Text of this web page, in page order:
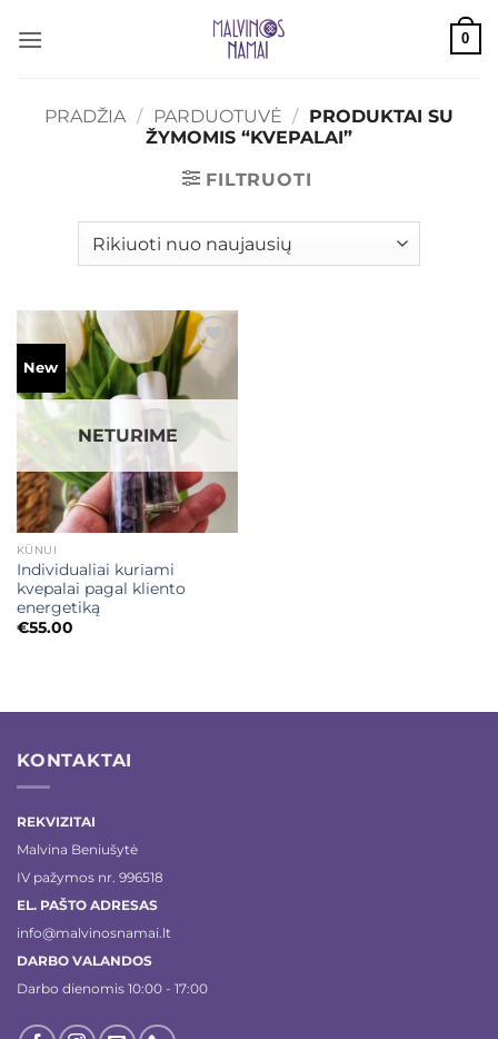
0
PRADŽIA / PARDUOTUVĖ / PRODUKTAI SU
ŽYMOMIS “KVEPALAI”
FILTRUOTI
New Mėgstamiausias
NETURIME
KŪNUI
Individualiai kuriami
kvepalai pagal kliento
energetiką
€55.00
KONTAKTAI
REKVIZITAI
Malvina Beniušytė
IV pažymos nr. 996518
EL. PAŠTO ADRESAS
info@malvinosnamai.lt
DARBO VALANDOS
Darbo dienomis 10:00 - 17:00